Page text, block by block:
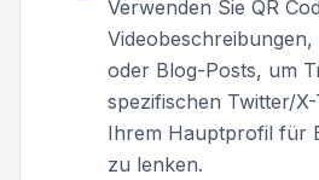
Verwenden Sie QR
oder Blog-Posts, um
spezifischen Twitter/
Ihrem Hauptprofil für
zu lenken.